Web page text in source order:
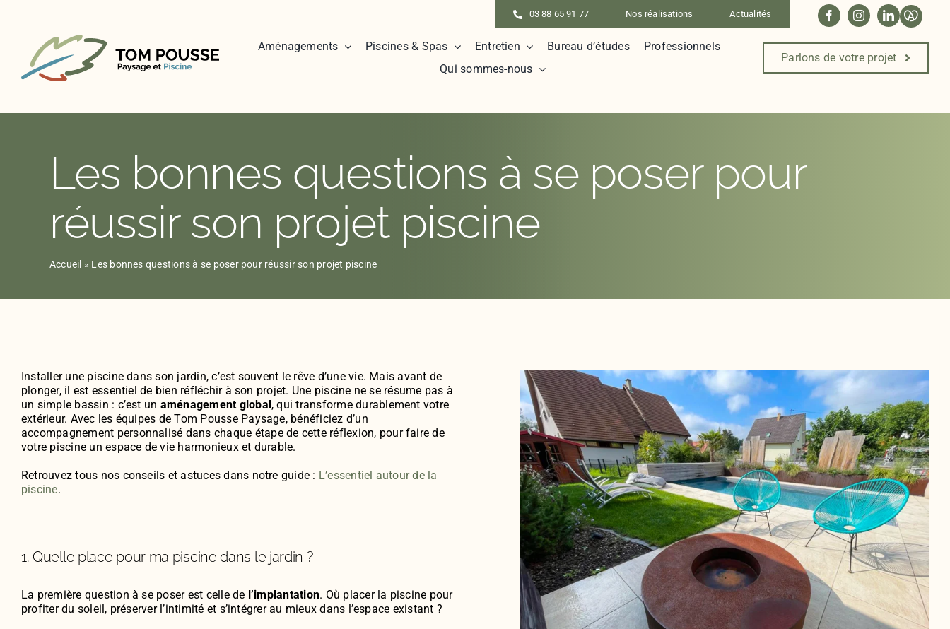
03 88 65 91 77 Nos réalisations Actualités
Aménagements Piscines & Spas Entretien Bureau d’études
Professionnels
Qui sommes-nous
Parlons de votre projet
Les bonnes questions à se poser pour
réussir son projet piscine
Accueil » Les bonnes questions à se poser pour réussir son projet piscine
Installer une piscine dans son jardin, c’est souvent le rêve d’une vie. Mais avant de
plonger, il est essentiel de bien réfléchir à son projet. Une piscine ne se résume pas à
un simple bassin : c’est un aménagement global , qui transforme durablement votre
extérieur. Avec les équipes de Tom Pousse Paysage, bénéficiez d’un
accompagnement personnalisé dans chaque étape de cette réflexion, pour faire de
votre piscine un espace de vie harmonieux et durable.
Retrouvez tous nos conseils et astuces dans notre guide : L’essentiel autour de la
piscine.
1. Quelle place pour ma piscine dans le jardin ?
La première question à se poser est celle de l’implantation. Où placer la piscine pour
profiter du soleil, préserver l’intimité et s’intégrer au mieux dans l’espace existant ?